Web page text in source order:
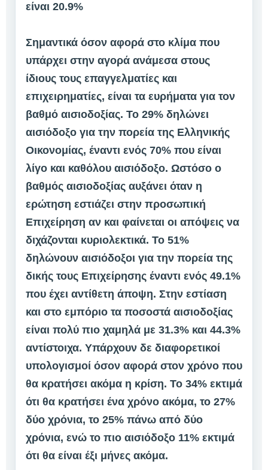
είναι 20.9%
Σημαντικά όσον αφορά στο κλίμα που
υπάρχει στην αγορά ανάμεσα στους
ίδιους τους επαγγελματίες και
επιχειρηματίες, είναι τα ευρήματα για τον
βαθμό αισιοδοξίας. Το 29% δηλώνει
αισιόδοξο για την πορεία της Ελληνικής
Οικονομίας, έναντι ενός 70% που είναι
λίγο και καθόλου αισιόδοξο. Ωστόσο ο
βαθμός αισιοδοξίας αυξάνει όταν η
ερώτηση εστιάζει στην προσωπική
Επιχείρηση αν και φαίνεται οι απόψεις να
διχάζονται κυριολεκτικά. Το 51%
δηλώνουν αισιόδοξοι για την πορεία της
δικής τους Επιχείρησης έναντι ενός 49.1%
που έχει αντίθετη άποψη. Στην εστίαση
και στο εμπόριο τα ποσοστά αισιοδοξίας
είναι πολύ πιο χαμηλά με 31.3% και 44.3%
αντίστοιχα. Υπάρχουν δε διαφορετικοί
υπολογισμοί όσον αφορά στον χρόνο που
θα κρατήσει ακόμα η κρίση. Το 34% εκτιμά
ότι θα κρατήσει ένα χρόνο ακόμα, το 27%
δύο χρόνια, το 25% πάνω από δύο
χρόνια, ενώ το πιο αισιόδοξο 11% εκτιμά
ότι θα είναι έξι μήνες ακόμα.